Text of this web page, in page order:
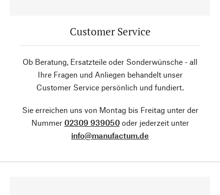
Customer Service
Ob Beratung, Ersatzteile oder Sonderwünsche - all
Ihre Fragen und Anliegen behandelt unser
Customer Service persönlich und fundiert.
Sie erreichen uns von Montag bis Freitag unter der
Nummer 02309 939050oder jederzeit unter
info@manufactum.de